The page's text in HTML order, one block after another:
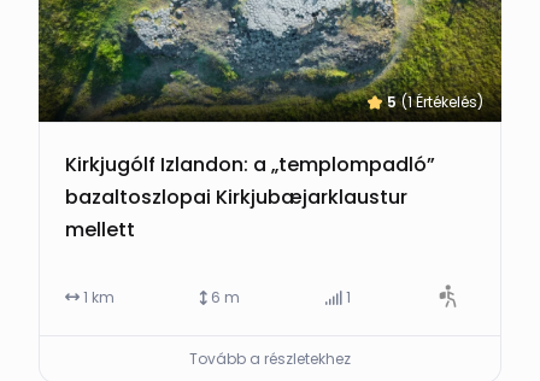
5 (1 Értékelés)
Kirkjugólf Izlandon: a „templompadló”
bazaltoszlopai Kirkjubæjarklaustur
mellett
1 km 6 m 1
Tovább a részletekhez